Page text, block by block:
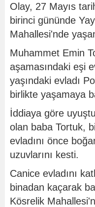
Olay, 27 Mayıs
birinci gününde
Mahallesi'nde
Muhammet Emin
aşamasındaki eşi
yaşındaki evladı
birlikte yaşamaya
İddiaya göre
olan baba Tortuk,
evladını önce
uzuvlarını kesti.
Canice evladını
binadan kaçarak
Kösrelik